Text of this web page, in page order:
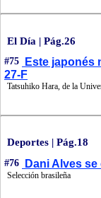
El Día | Pág.26
#75
Este japonés
27-F
Tatsuhiko Hara, de la
Deportes | Pág.18
#76 Dani Alves
Selección brasileña